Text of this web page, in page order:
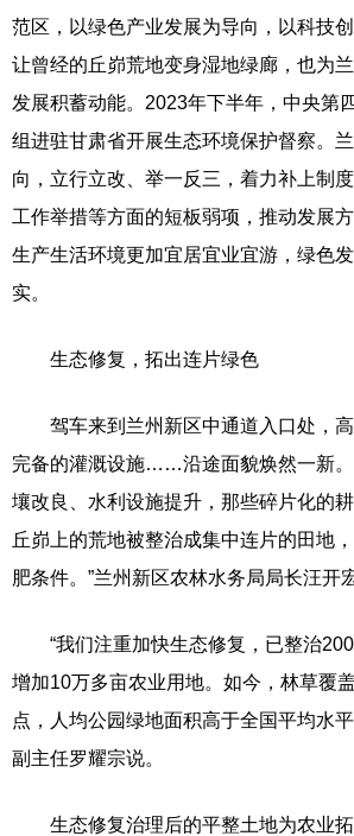
范区，以绿色产业发展为导向，以科技
让曾经的丘峁荒地变身湿地绿廊，也为
发展积蓄动能。2023年下半年，中央第
组进驻甘肃省开展生态环境保护督察。
向，立行立改、举一反三，着力补上制度
工作举措等方面的短板弱项，推动发展
生产生活环境更加宜居宜业宜游，绿色
实。
生态修复，拓出连片绿色
驾车来到兰州新区中通道入口处，高
完备的灌溉设施……沿途面貌焕然一新。
壤改良、水利设施提升，那些碎片化的
丘峁上的荒地被整治成集中连片的田地
肥条件。”兰州新区农林水务局局长汪开
“我们注重加快生态修复，已整治200
增加10万多亩农业用地。如今，林草覆
点，人均公园绿地面积高于全国平均水
副主任罗耀宗说。
生态修复治理后的平整土地为农业拓